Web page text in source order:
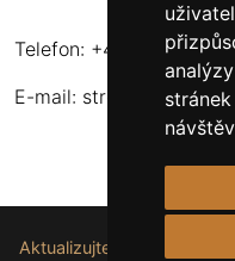
Telefon: +420 732 173
E-mail:
Aktualizujte nastavení